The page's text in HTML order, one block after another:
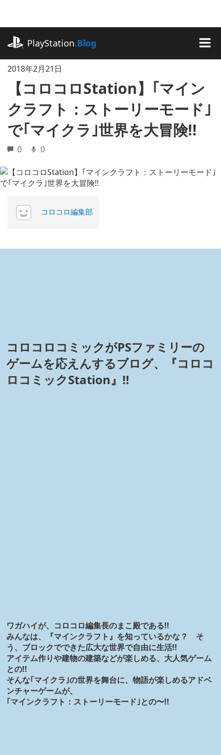
に
キ
ッ
プ
PlayStation.Blog
2018年2月21日
【コロコロStation】｢マイン
クラフト：ストーリーモード｣
で｢マイクラ｣世界を大冒険!!
0 0
コロコロ編集部
コロコロコミックがPSファミリーの
ゲームを応えんするブログ、『コロコ
ロコミックStation』!!
ワガハイが、コロコロ編集長のまこ殿である!!
みんなは、『マインクラフト』を知っているかな？ そ
う、ブロックでできた広大な世界で自由に生活!!
アイテム作りや建物の建築などが楽しめる、大人気ゲーム
との!!
そんな｢マイクラ｣の世界を舞台に、物語が楽しめるアドベ
ンチャーゲームが、
｢マインクラフト：ストーリーモード｣との〜!!